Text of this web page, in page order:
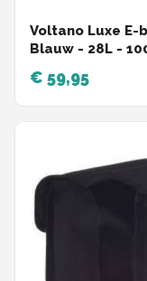
Voltano Luxe
Blauw - 28L -
Schouderband
€ 59,95